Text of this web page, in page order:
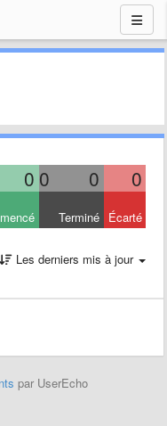
0 0 0 0
Terminé Écarté
Les derniers mis à jour
par UserEcho